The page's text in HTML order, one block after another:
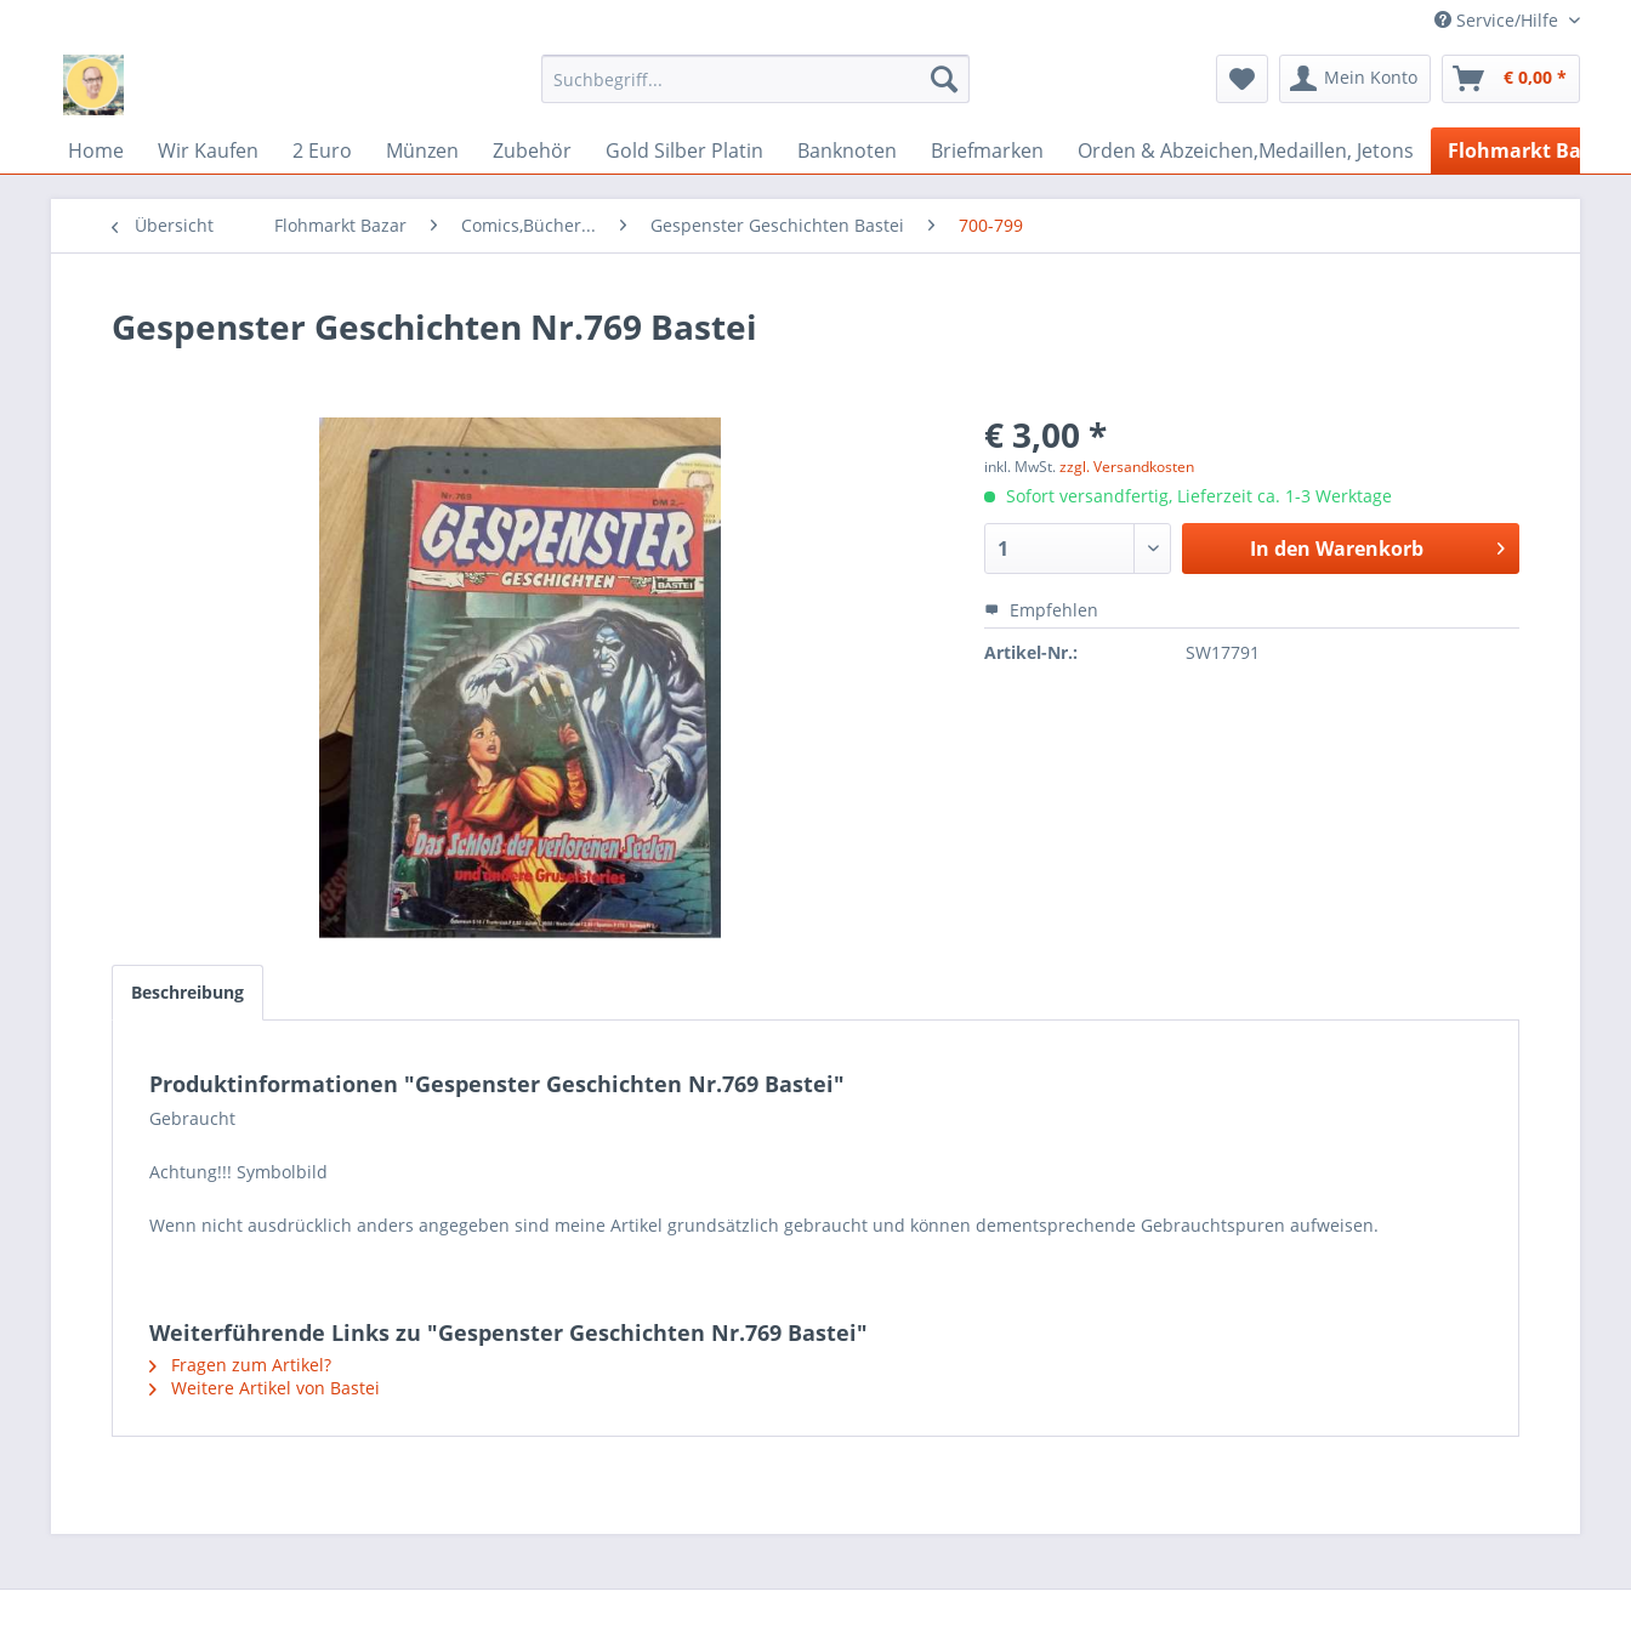
Service/Hilfe
Mein Konto € 0,00 *
Home Wir Kaufen 2 Euro Münzen Zubehör Gold Silber Platin Banknoten Briefmarken Orden & Abzeichen,Medaillen, Jetons Flohmarkt Bazar
Übersicht Flohmarkt Bazar Comics,Bücher... Gespenster Geschichten Bastei 700-799
Gespenster Geschichten Nr.769 Bastei
€ 3,00 *
inkl. MwSt.zzgl. Versandkosten
Sofort versandfertig, Lieferzeit ca. 1-3 Werktage
In den Warenkorb
Empfehlen
Artikel-Nr.:
SW17791
Beschreibung
Produktinformationen "Gespenster Geschichten Nr.769 Bastei"
Gebraucht
Achtung!!! Symbolbild
Wenn nicht ausdrücklich anders angegeben sind meine Artikel grundsätzlich gebraucht und können dementsprechende Gebrauchtspuren aufweisen.
Weiterführende Links zu "Gespenster Geschichten Nr.769 Bastei"
Fragen zum Artikel?
Weitere Artikel von Bastei